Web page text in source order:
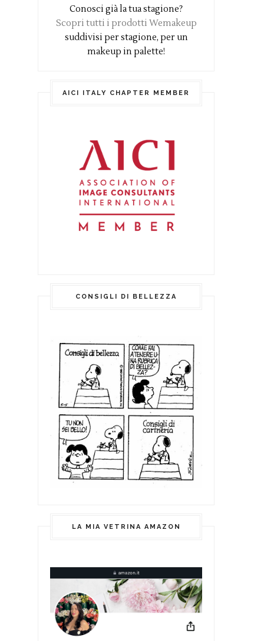
Conosci già la tua stagione?
Scopri tutti i prodotti Wemakeup
suddivisi per stagione, per un
makeup in palette!
AICI ITALY CHAPTER MEMBER
CONSIGLI DI BELLEZZA
LA MIA VETRINA AMAZON